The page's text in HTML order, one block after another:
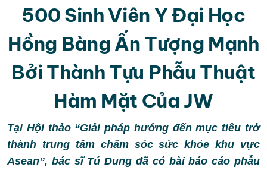
500 Sinh Viên Y Đại Học
Hồng Bàng Ấn Tượng Mạnh
Bởi Thành Tựu Phẫu Thuật
Hàm Mặt Của JW
Tại Hội thảo “Giải pháp hướng đến mục tiêu trở
thành trung tâm chăm sóc sức khỏe khu vực
Asean”, bác sĩ Tú Dung đã có bài báo cáo phẫu